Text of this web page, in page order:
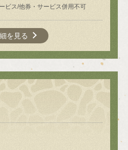
ビス/他券・サービス併用不可
を見る